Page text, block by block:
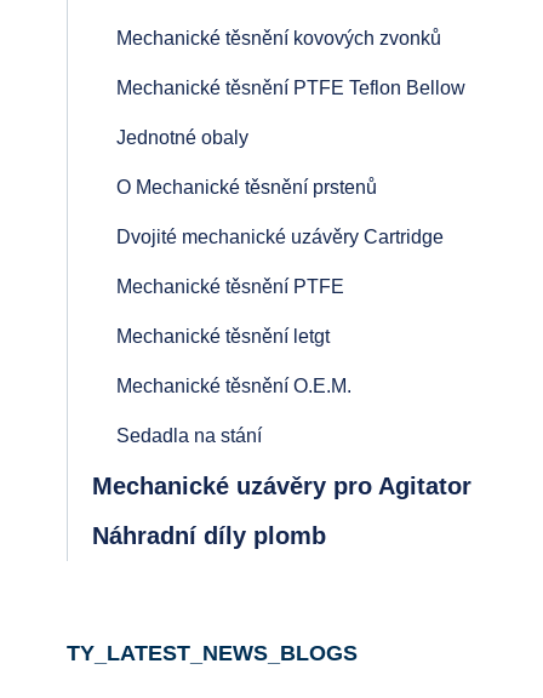
Mechanické těsnění kovových zvonků
Mechanické těsnění PTFE Teflon Bellow
Jednotné obaly
O Mechanické těsnění prstenů
Dvojité mechanické uzávěry Cartridge
Mechanické těsnění PTFE
Mechanické těsnění letgt
Mechanické těsnění O.E.M.
Sedadla na stání
Mechanické uzávěry pro Agitator
Náhradní díly plomb
TY_LATEST_NEWS_BLOGS